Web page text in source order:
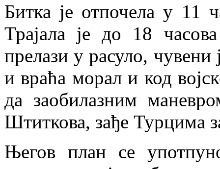
Битка је отпочела у 11
Трајала је до 18
прелази у расуло,
и враћа морал и код
да заобилазним
Штиткова, зађе Турцима
Његов план се